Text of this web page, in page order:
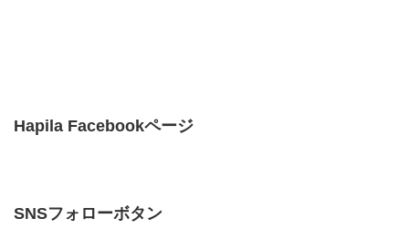
Hapila Facebookページ
SNSフォローボタン